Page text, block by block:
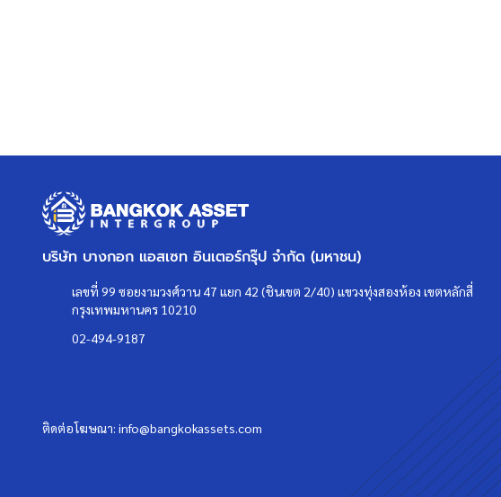
บริษัท บางกอก แอสเซท อินเตอร์กรุ๊ป จำกัด (มหาชน)
เลขที่ 99 ซอยงามวงศ์วาน 47 แยก 42 (ชินเขต 2/40) แขวงทุ่งสองห้อง เขตหลักสี่
กรุงเทพมหานคร 10210
02-494-9187
ติดต่อโฆษณา: info@bangkokassets.com